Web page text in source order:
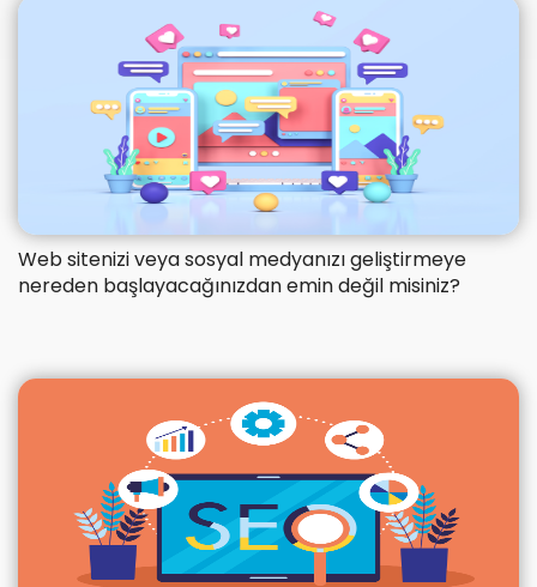
Web sitenizi veya sosyal medyanızı geliştirmeye
nereden başlayacağınızdan emin değil misiniz?